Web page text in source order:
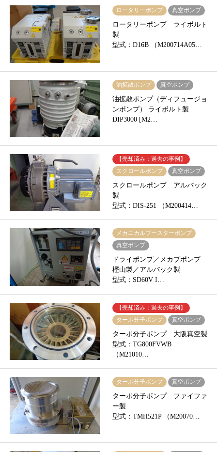
ロータリーポンプ 真空ポンプ
ロータリーポンプ ライボルト
製
型式：D16B （M200714A05…
油拡散ポンプ 真空ポンプ
油拡散ポンプ（ディフュージョ
ンポンプ） ライボルト製
DIP3000 [M2…
【売却済み：過去の事例】
スクロールポンプ
真空ポンプ
スクロールポンプ アルバック
製
型式：DIS-251 （M200414…
メカニカルブースターポンプ
真空ポンプ
ドライポンプ／メカブポンプ
樫山製／アルバック製
型式：SD60V I…
【売却済み：過去の事例】
ターボ分子ポンプ
真空ポンプ
ターボ分子ポンプ 大阪真空製
型式：TG800FVWB
（M21010…
ターボ分子ポンプ 真空ポンプ
ターボ分子ポンプ ファイファ
ー製
型式：TMH521P （M20070…